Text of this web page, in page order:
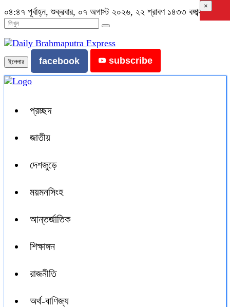
০৪:৪৭ পূর্বাহ্ন, শুক্রবার, ০৭ অগাস্ট ২০২৬, ২২ শ্রাবণ ১৪৩৩ বঙ্গাব্দ
ইপেপার facebook subscribe
প্রচ্ছদ
জাতীয়
দেশজুড়ে
ময়মনসিংহ
আন্তর্জাতিক
শিক্ষাঙ্গন
রাজনীতি
অর্থ-বাণিজ্য
×